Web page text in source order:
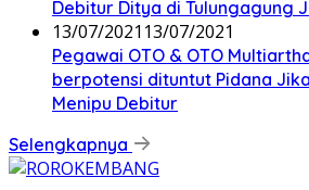
Debitur Ditya di Tulungagung
13/07/2021 13/07/2021
Pegawai OTO & OTO
berpotensi dituntut Pidana
Menipu Debitur
Selengkapnya